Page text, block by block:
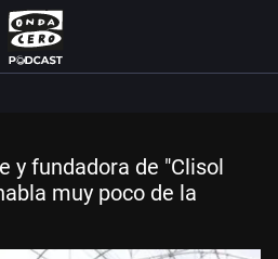
y fundadora de "Clisol
muy poco de la